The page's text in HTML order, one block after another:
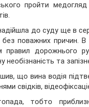
пройти
до суду ще в
поважних причин. В
правил дорожнього
необізнаність та
що вина водія
свідків,
тобто